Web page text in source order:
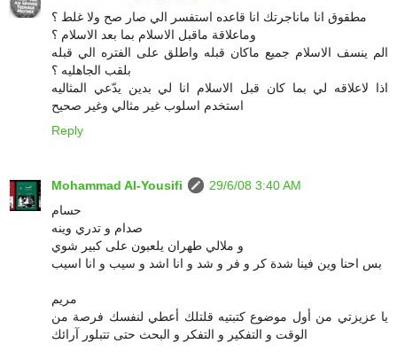
مطقوق انا ماناجرتك انا قاعده استفسر الي صار صح ولا غلط ؟
وماعلاقة ماقبل الاسلام بما بعد الاسلام ؟
الم ينسف الاسلام جميع ماكان قبله واطلق على الفتره الي قبله
بلقب الجاهليه ؟
اذا لاعلاقه لي بما كان قبل الاسلام انا لي بدين يدّعي المثاليه
استخدم اسلوب غير مثالي وغير صحيح
Reply
Mohammad Al-Yousifi
29/6/08 3:40 AM
حسام
صدام و تدري وينه
و ملالي طهران يلعبون على كبير شوي
بس احنا وين فينا شدة كر و فر و شد و انا اشد و سيب و انا اسيب
مريم
يا عزيزتي من أول موضوع كتبتيه قلتلك أعطي لنفسك فرصة من
الوقت و التفكير و التفكر و البحث حتى تتبلور آرائك